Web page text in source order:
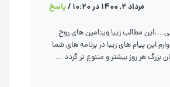
مرداد 2, 1400 در 10:20 /پاسخ
مطالب زیبا ویتامین های روح
این پیام های زیبا در برنامه های شما
بزرگ هر روز بیشتر و متنوع تر گردد …